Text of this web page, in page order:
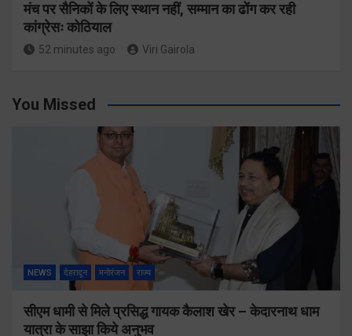
मंच पर सैनिकों के लिए स्थान नहीं, सम्मान का ढोंग कर रही
कांग्रेसः कोठियाल
52 minutes ago Viri Gairola
You Missed
NEWS देहरादून मनोरंजन राज्य
सीएम धामी से मिले प्रसिद्ध गायक कैलाश खेर – केदारनाथ धाम
यात्रा के साझा किये अनुभव